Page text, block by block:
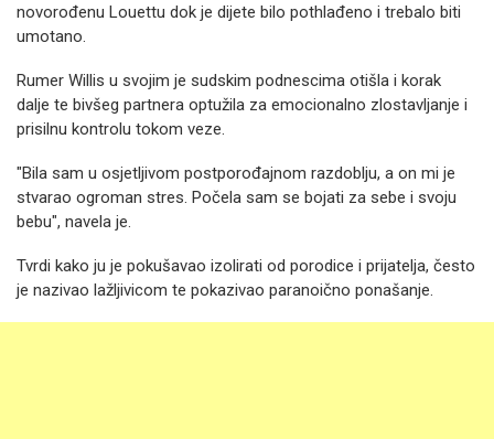
novorođenu Louettu dok je dijete bilo pothlađeno i trebalo biti
umotano.
Rumer Willis u svojim je sudskim podnescima otišla i korak
dalje te bivšeg partnera optužila za emocionalno zlostavljanje i
prisilnu kontrolu tokom veze.
"Bila sam u osjetljivom postporođajnom razdoblju, a on mi je
stvarao ogroman stres. Počela sam se bojati za sebe i svoju
bebu", navela je.
Tvrdi kako ju je pokušavao izolirati od porodice i prijatelja, često
je nazivao lažljivicom te pokazivao paranoično ponašanje.